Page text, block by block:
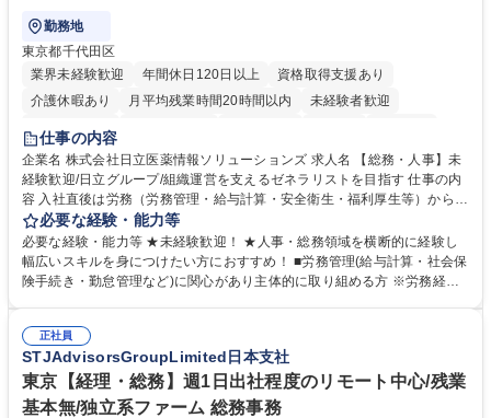
勤務地
東京都千代田区
業界未経験歓迎
年間休日120日以上
資格取得支援あり
介護休暇あり
月平均残業時間20時間以内
未経験者歓迎
住宅手当あり
育休あり
完全週休2日制 交通費支給 土日祝休み 寮・社宅あり
仕事の内容
企業名 株式会社日立医薬情報ソリューションズ 求人名 【総務・人事】未
経験歓迎/日立グループ/組織運営を支えるゼネラリストを目指す 仕事の内
容 入社直後は労務（労務管理・給与計算・安全衛生・福利厚生等）からお
任せいたします。将来は総務・採用・教育業務へ守備範囲を広げ、組織運
営を支えるゼネラリストをめざせます。 ・初期業務：労働時間管理、給与
計算、社会保険対応、福利厚生管理、安全衛生、健康経営推進等をお任せ
します。ご経験に応じて、休職者管理など、幅広く経験を積んでいただき
幅広く経験を積みたい意欲がある方に最適な環境です。 募集職種 【総
務・人事】未経験歓迎/日立グループ/組織運営を支えるゼネラリストを目
指す
必要な経験・能力等
必要な経験・能力等 ★未経験歓迎！ ★人事・総務領域を横断的に経験し
幅広いスキルを身につけたい方におすすめ！ ■労務管理(給与計算・社会保
険手続き・勤怠管理など)に関心があり主体的に取り組める方 ※労務経験
のご経験 ■労務管理（給与計算・社会保険手続き・勤怠管理など）の経験
■衛生管理者の資格をお持ちの方 学歴・資格 学歴：大学院 大学 高専 短大
専修学校 高校 語学力： 資格：
正社員
STJAdvisorsGroupLimited日本支社
東京【経理・総務】週1日出社程度のリモート中心/残業
基本無/独立系ファーム 総務事務